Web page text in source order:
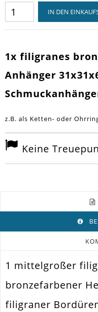
IN DEN
1x filigranes
Anhänger
z.B. als Ketten- oder
Keine
Farbe
Funktion
Spezifikation
1 mittelgroßer
bronzefarbener
filigraner